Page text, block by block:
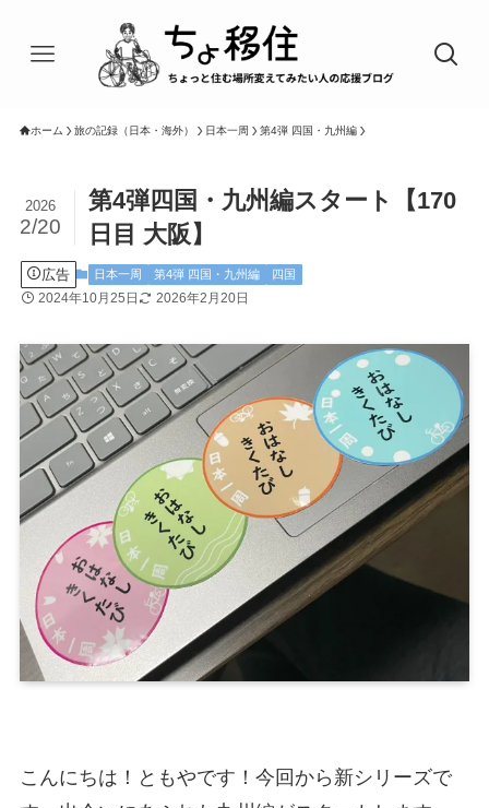
ホーム 旅の記録（日本・海外） 日本一周 第4弾 四国・九州編
第4弾四国・九州編スタート【170
日目 大阪】
2026
2/20
広告 日本一周 第4弾 四国・九州編 四国
2024年10月25日 2026年2月20日
こんにちは！ともやです！今回から新シリーズで